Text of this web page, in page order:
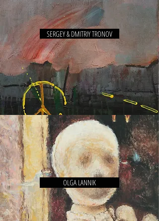
SERGEY & DMITRIY TRONOV
OLGA LANNIK